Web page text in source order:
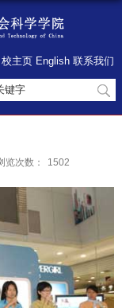
校主页 English 联系我们
览次数： 1502